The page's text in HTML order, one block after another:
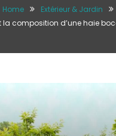
Home
Extérieur & Jardin
la composition d’une haie